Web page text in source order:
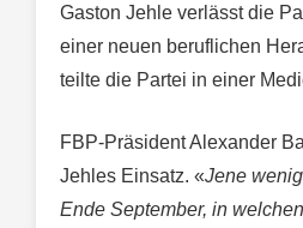
Gaston Jehle verlässt die
einer neuen beruflichen
teilte die Partei in einer
FBP-Präsident Alexander
Jehles Einsatz. «Jene
Ende September, in